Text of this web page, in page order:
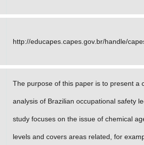
http://educapes.capes.gov.br/handle/
The purpose of this paper is to present a
analysis of Brazilian occupational safety
study focuses on the issue of chemical
levels and covers areas related, for